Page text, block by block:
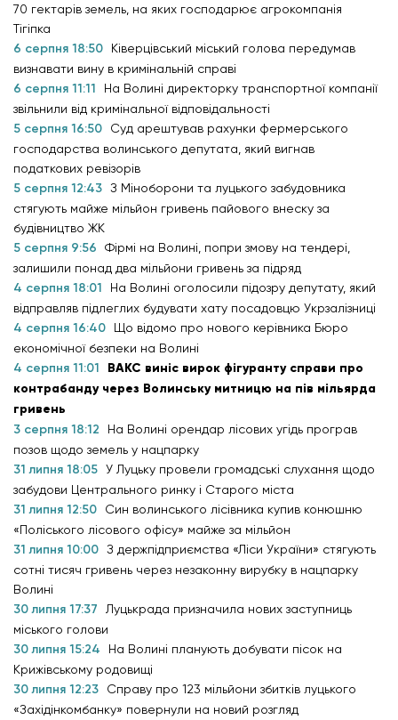
70 гектарів земель, на яких господарює агрокомпанія
Тігіпка
6 серпня 18:50
Ківерцівський міський голова передумав
визнавати вину в кримінальній справі
6 серпня 11:11
На Волині директорку транспортної компанії
звільнили від кримінальної відповідальності
5 серпня 16:50
Суд арештував рахунки фермерського
господарства волинського депутата, який вигнав
податкових ревізорів
5 серпня 12:43 З Міноборони та луцького забудовника
стягують майже мільйон гривень пайового внеску за
будівництво ЖК
5 серпня 9:56
Фірмі на Волині, попри змову на тендері,
залишили понад два мільйони гривень за підряд
4 серпня 18:01
На Волині оголосили підозру депутату, який
відправляв підлеглих будувати хату посадовцю Укрзалізниці
4 серпня 16:40
Що відомо про нового керівника Бюро
економічної безпеки на Волині
4 серпня 11:01
ВАКС виніс вирок фігуранту справи про
контрабанду через Волинську митницю на пів мільярда
гривень
3 серпня 18:12
На Волині орендар лісових угідь програв
позов щодо земель у нацпарку
31 липня 18:05 У Луцьку провели громадські слухання щодо
забудови Центрального ринку і Старого міста
31 липня 12:50
Син волинського лісівника купив конюшню
«Поліського лісового офісу» майже за мільйон
31 липня 10:00 З держпідприємства «Ліси України» стягують
сотні тисяч гривень через незаконну вирубку в нацпарку
Волині
30 липня 17:37
Луцькрада призначила нових заступниць
міського голови
30 липня 15:24
На Волині планують добувати пісок на
Крижівському родовищі
30 липня 12:23
Справу про 123 мільйони збитків луцького
«Західінкомбанку» повернули на новий розгляд